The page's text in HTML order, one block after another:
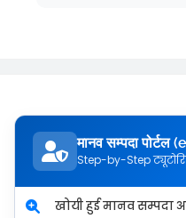
मानव सम्पदा पोर्टल
Step-by-Step
खोयी हुई मानव सम्पदा